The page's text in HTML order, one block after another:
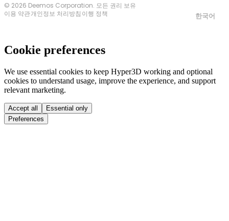
© 2026 Deemos Corporation. 모든 권리 보유
이용 약관개인정보 처리방침 이행 정책 한국어
Cookie preferences
We use essential cookies to keep Hyper3D working and optional
cookies to understand usage, improve the experience, and support
relevant marketing.
Accept all
Essential only
Preferences